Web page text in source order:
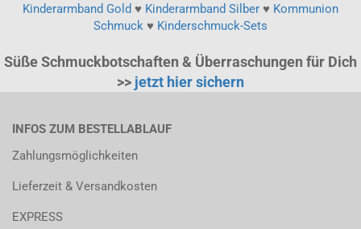
Kinderarmband Gold ♥ Kinderarmband Silber ♥ Kommunion
Schmuck ♥ Kinderschmuck-Sets
Süße Schmuckbotschaften & Überraschungen für Dich
>> jetzt hier sichern
INFOS ZUM BESTELLABLAUF
Zahlungsmöglichkeiten
Lieferzeit & Versandkosten
EXPRESS